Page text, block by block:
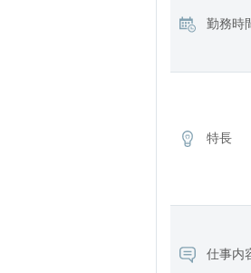
勤務時
特長
仕事内